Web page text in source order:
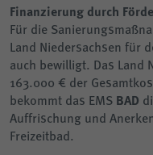
Finanzierung durch
Für die
Land Niedersachsen für
auch bewilligt. Das Land
163.000 € der
bekommt das EMS BAD
Auffrischung und
Freizeitbad.